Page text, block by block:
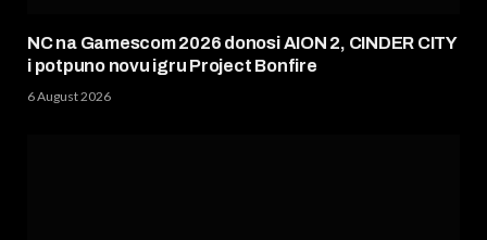
NC na Gamescom 2026 donosi AION 2, CINDER CITY
i potpuno novu igru Project Bonfire
6 August 2026